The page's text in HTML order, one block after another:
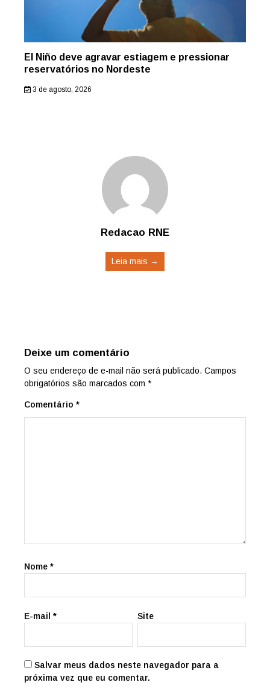
El Niño deve agravar estiagem e pressionar
reservatórios no Nordeste
3 de agosto, 2026
Redacao RNE
Leia mais →
Deixe um comentário
O seu endereço de e-mail não será publicado. Campos
obrigatórios são marcados com *
Comentário *
Nome *
E-mail * Site
Salvar meus dados neste navegador para a
próxima vez que eu comentar.